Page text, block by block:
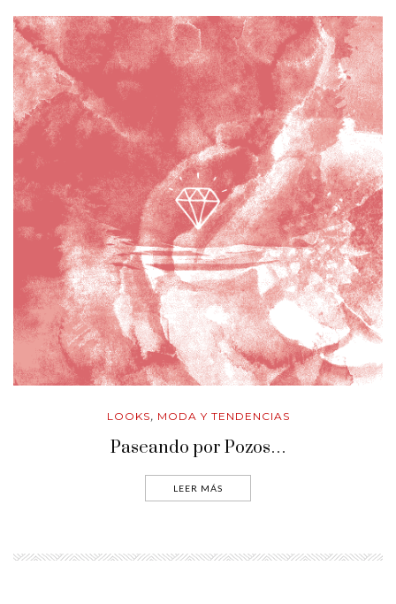
LOOKS, MODA Y TENDENCIAS
Paseando por Pozos…
LEER MÁS